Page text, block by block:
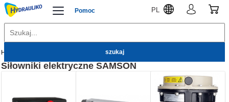
Pomoc PL
Hydrauliko
Siłowniki elektryczne SAMSON